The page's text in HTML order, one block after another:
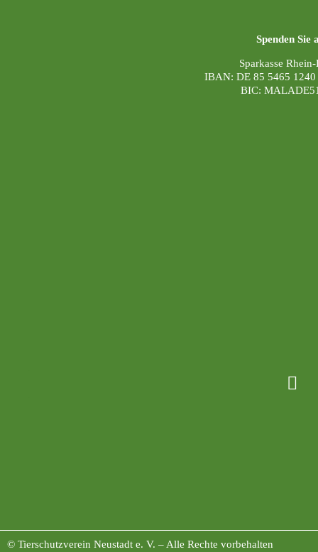
Spenden Sie
Sparkasse
IBAN: DE 85 5465
BIC:
© Tierschutzverein Neustadt e. V. – Alle Rechte vorbehalten